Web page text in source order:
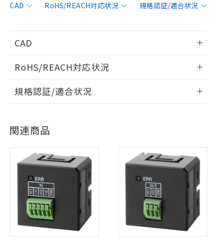
CAD RoHS/REACH対応状況 規格認証/適合状況
CAD
ログイン/会員登録いただくと、CADデータをダウンロー
ドすることができます。
ダウンロードデータをご利用いただく前に、以下を必ずお読
みください。
ソフトウェアの使用条件
RoHS/REACH対応状況
EU RoHS 注意事項・凡例
対応状況 ※1
対応済み
中国 RoHS 注意事項・凡例
中国 RoHS表※1 ※2
規格認証/適合状況
Yes
（イギリス
船舶規格）
DNV型式承認
（ノルウェー
船舶規格）
BV型式承認
（フランス
船舶規格）
KR型式
（韓国
船舶規格
No No
関連商品